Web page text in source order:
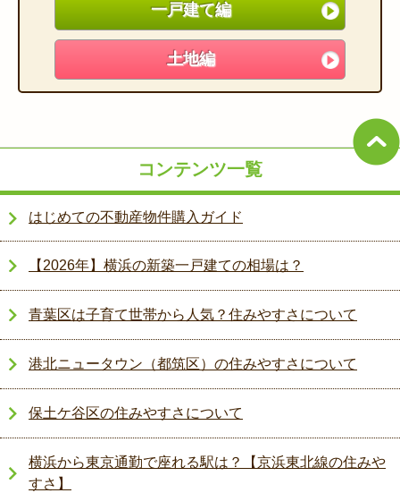
一戸建て編
土地編
コンテンツ一覧
はじめての不動産物件購入ガイド
【2026年】横浜の新築一戸建ての相場は？
青葉区は子育て世帯から人気？住みやすさについて
港北ニュータウン（都筑区）の住みやすさについて
保土ケ谷区の住みやすさについて
横浜から東京通勤で座れる駅は？【京浜東北線の住みや
すさ】